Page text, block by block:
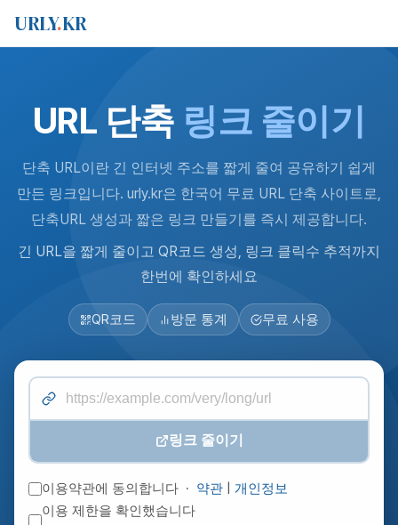
URLY.KR
URL 단축 링크 줄이기
단축 URL이란 긴 인터넷 주소를 짧게 줄여 공유하기 쉽게
만든 링크입니다. urly.kr은 한국어 무료 URL 단축 사이트로,
단축URL 생성과 짧은 링크 만들기를 즉시 제공합니다.
긴 URL을 짧게 줄이고 QR코드 생성, 링크 클릭수 추적까지
한번에 확인하세요
QR코드 방문 통계 무료 사용
링크 줄이기
이용약관에 동의합니다 · 약관
개인정보
이용 제한을 확인했습니다